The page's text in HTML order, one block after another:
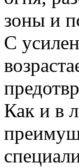
зоны и
С
Как и в